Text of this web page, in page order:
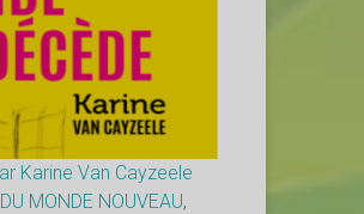
Karine Van Cayzeele
MONDE NOUVEAU,